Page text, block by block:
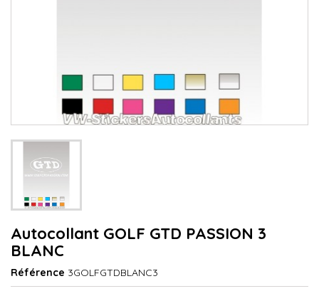
Autocollant GOLF GTD PASSION 3
BLANC
Référence 3GOLFGTDBLANC3